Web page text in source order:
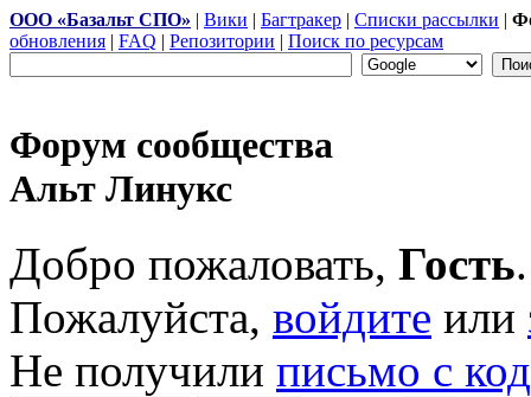
ООО «Базальт СПО» | Вики | Багтракер | Списки рассылки |
обновления | FAQ | Репозитории | Поиск по ресурсам
Форум сообщества
Альт Линукс
Добро пожаловать, Гость.
Пожалуйста, войдите или
Не получили письмо с